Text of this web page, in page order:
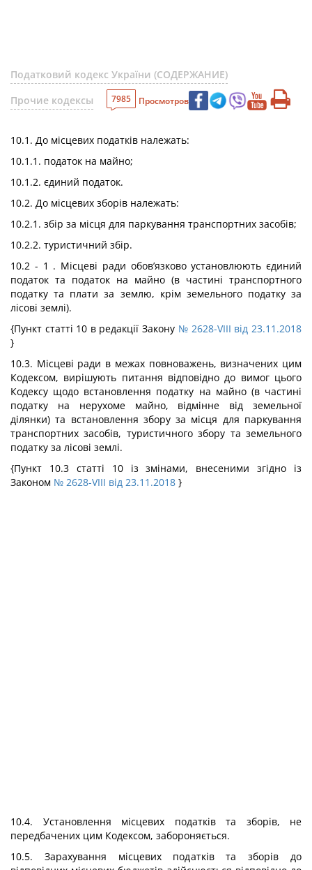
Податковий кодекс України (СОДЕРЖАНИЕ)
Прочие кодексы
7985 Просмотров
10.1. До місцевих податків належать:
10.1.1. податок на майно;
10.1.2. єдиний податок.
10.2. До місцевих зборів належать:
10.2.1. збір за місця для паркування транспортних засобів;
10.2.2. туристичний збір.
10.2 - 1 . Місцеві ради обов’язково установлюють єдиний
податок та податок на майно (в частині транспортного
податку та плати за землю, крім земельного податку за
лісові землі).
{Пункт статті 10 в редакції Закону № 2628-VIII від 23.11.2018
}
10.3. Місцеві ради в межах повноважень, визначених цим
Кодексом, вирішують питання відповідно до вимог цього
Кодексу щодо встановлення податку на майно (в частині
податку на нерухоме майно, відмінне від земельної
ділянки) та встановлення збору за місця для паркування
транспортних засобів, туристичного збору та земельного
податку за лісові землі.
{Пункт 10.3 статті 10 із змінами, внесеними згідно із
Законом № 2628-VIII від 23.11.2018 }
10.4. Установлення місцевих податків та зборів, не
передбачених цим Кодексом, забороняється.
10.5. Зарахування місцевих податків та зборів до